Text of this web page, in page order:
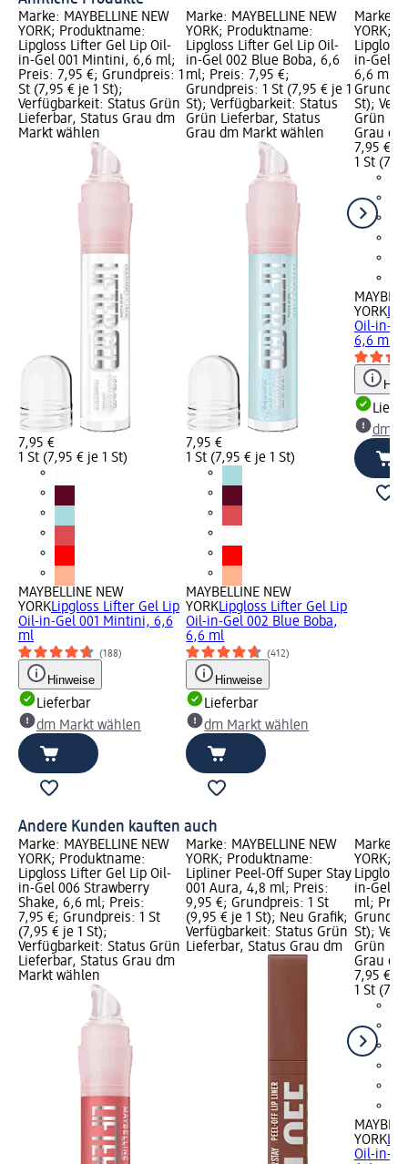
Marke: MAYBELLINE NEW
YORK; Produktname:
Lipgloss Lifter Gel Lip Oil-
in-Gel 001 Mintini, 6,6 ml;
Preis: 7,95 €; Grundpreis: 1
St (7,95 € je 1 St);
Verfügbarkeit: Status Grün
Lieferbar, Status Grau dm
Markt wählen
7,95 €
1 St (7,95 € je 1 St)
MAYBELLINE NEW
YORKLipgloss Lifter Gel Lip
Oil-in-Gel 001 Mintini, 6,6
ml
(188)
Hinweise
Lieferbar
dm Markt wählen
Marke: MAYBELLINE NEW
YORK; Produktname:
Lipgloss Lifter Gel Lip Oil-
in-Gel 002 Blue Boba, 6,6
ml; Preis: 7,95 €;
Grundpreis: 1 St (7,95 € je 1
St); Verfügbarkeit: Status
Grün Lieferbar, Status
Grau dm Markt wählen
7,95 €
1 St (7,95 € je 1 St)
MAYBELLINE NEW
YORKLipgloss Lifter Gel Lip
Oil-in-Gel 002 Blue Boba,
6,6 ml
(412)
Hinweise
Lieferbar
dm Markt wählen
Marke:
YORK;
Lipgloss
in-Gel
6,6 ml;
St);
Grün
Grau
7,95 €
1 St
YORK
Oil-in-
6,6 ml
dm
Andere Kunden kauften auch
Marke: MAYBELLINE NEW
YORK; Produktname:
Lipgloss Lifter Gel Lip Oil-
in-Gel 006 Strawberry
Shake, 6,6 ml; Preis:
7,95 €; Grundpreis: 1 St
(7,95 € je 1 St);
Verfügbarkeit: Status Grün
Lieferbar, Status Grau dm
Markt wählen
Marke: MAYBELLINE NEW
YORK; Produktname:
Lipliner Peel-Off Super Stay
001 Aura, 4,8 ml; Preis:
9,95 €; Grundpreis: 1 St
(9,95 € je 1 St); Neu Grafik;
Verfügbarkeit: Status Grün
Lieferbar, Status Grau dm
Marke:
YORK;
Lipgloss
in-Gel
ml;
St);
Grün
Grau
7,95 €
1 St
YORK
Oil-in-